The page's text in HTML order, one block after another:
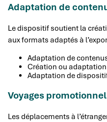
Adaptation de
Le dispositif soutient la
aux formats adaptés à
Adaptation de
Création ou
Adaptation de
Voyages
Les déplacements à